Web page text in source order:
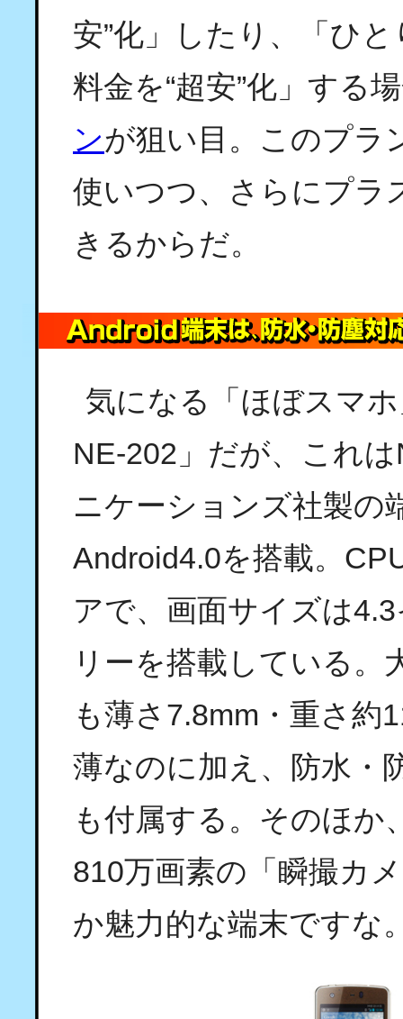
安”化」したり、「ひ
料金を“超安”化」する
ンが狙い目。このプラ
使いつつ、さらにプラ
きるからだ。
気になる「ほぼスマ
NE-202」だが、これ
ニケーションズ社製の
Android4.0を搭載。
アで、画面サイズは
リーを搭載している。
も薄さ7.8mm・重さ約
薄なのに加え、防水・
も付属する。そのほか
810万画素の「瞬撮カ
か魅力的な端末ですな